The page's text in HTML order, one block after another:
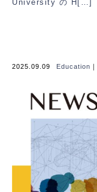
University の H[…]
2025.09.09 Education ｜